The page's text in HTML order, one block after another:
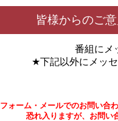
皆様からのご
番組にメ
★下記以外にメッセ
フォーム・メールでのお問い合
恐れ入りますが、お問い